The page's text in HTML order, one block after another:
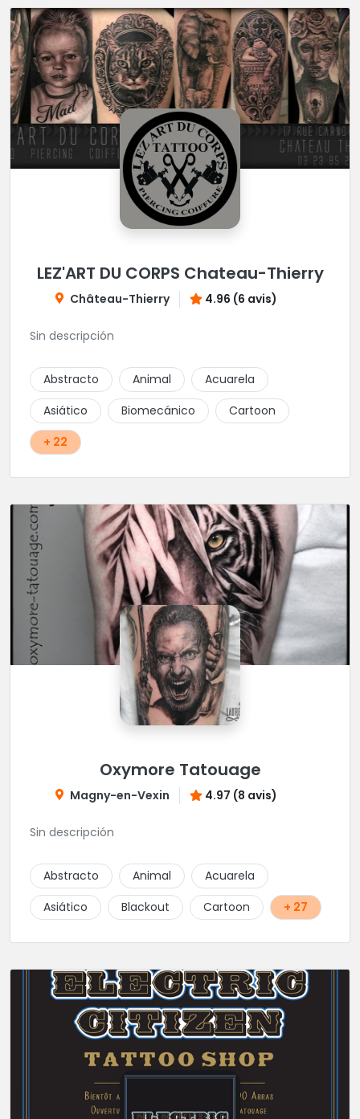
LEZ'ART DU CORPS Chateau-Thierry
Château-Thierry 4.96 (6 avis)
Sin descripción
Abstracto Animal
Acuarela
Asiático
Biomecánico
Cartoon
+ 22
Oxymore Tatouage
Magny-en-Vexin 4.97 (8 avis)
Sin descripción
Abstracto Animal
Acuarela
Asiático
Blackout Cartoon + 27